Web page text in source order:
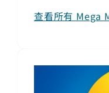
查看所有 Mega